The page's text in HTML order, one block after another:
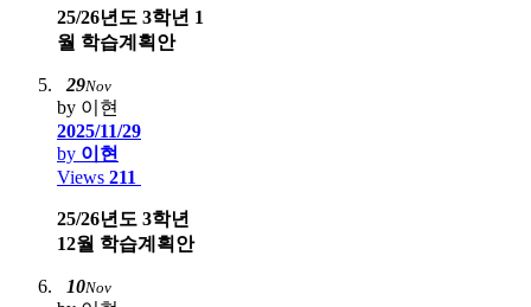
25/26년도 3학년 1
월 학습계획안
29Nov
by 이현
2025/11/29
by 이현
Views 211
25/26년도 3학년
12월 학습계획안
10Nov